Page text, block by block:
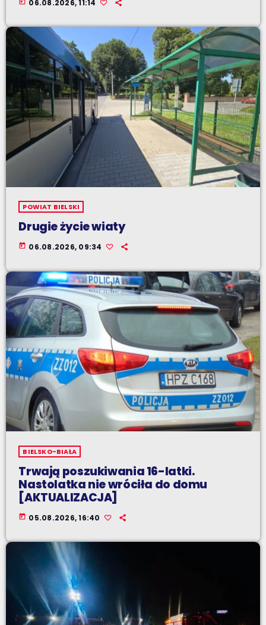
06.08.2026, 11:14
POWIAT BIELSKI
Drugie życie wiaty
today 06.08.2026, 09:34
BIELSKO-BIAŁA
Trwają poszukiwania 16-latki.
Nastolatka nie wróciła do domu
[AKTUALIZACJA]
today 05.08.2026, 16:40